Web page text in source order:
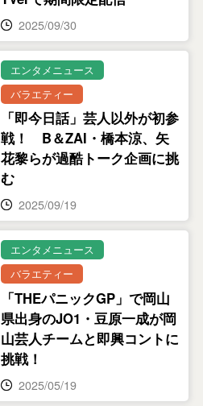
2025/09/30
エンタメニュース
バラエティー
「即今日話」芸人以外が初参
戦！ B＆ZAI・橋本涼、矢
花黎らが過酷トーク企画に挑
む
2025/09/19
エンタメニュース
バラエティー
「THEパニックGP」で岡山
県出身のJO1・豆原一成が岡
山芸人チームと即興コントに
挑戦！
2025/05/19